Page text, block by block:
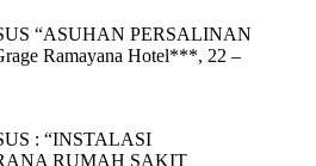
“ASUHAN PERSALINAN
Ramayana Hotel***, 22 –
: “INSTALASI
RUMAH SAKIT